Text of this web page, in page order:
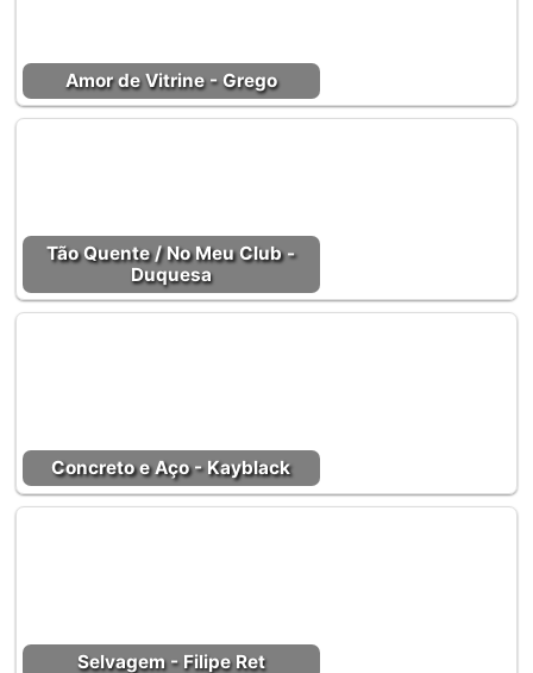
Amor de Vitrine - Grego
Tão Quente / No Meu Club -
Duquesa
Concreto e Aço - Kayblack
Selvagem - Filipe Ret